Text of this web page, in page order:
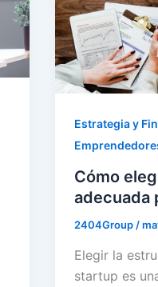
Estrategia y
Cómo
adecuada
2404Group /
Elegir la
startup es